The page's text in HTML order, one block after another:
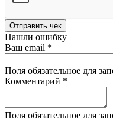
Отправить чек
Нашли ошибку
Ваш email *
Поля обязательное для
Комментарий *
Поля обязательное для